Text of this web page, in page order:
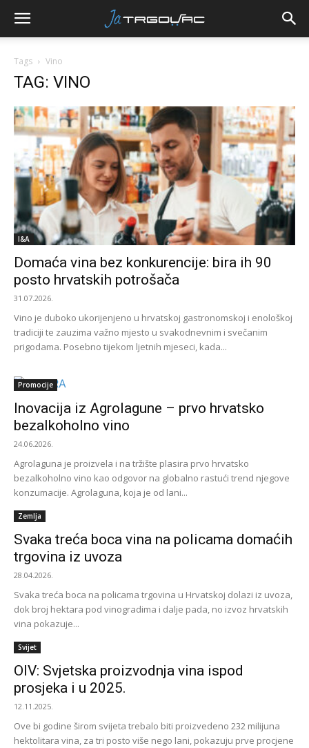
Tags Vino
TAG: VINO
I&A
Domaća vina bez konkurencije: bira ih 90
posto hrvatskih potrošača
31.07.2026.
Vino je duboko ukorijenjeno u hrvatskoj gastronomskoj i enološkoj
tradiciji te zauzima važno mjesto u svakodnevnim i svečanim
prigodama. Posebno tijekom ljetnih mjeseci, kada...
Promocije
Inovacija iz Agrolagune – prvo hrvatsko
bezalkoholno vino
24.06.2026.
Agrolaguna je proizvela i na tržište plasira prvo hrvatsko
bezalkoholno vino kao odgovor na globalno rastući trend njegove
konzumacije. Agrolaguna, koja je od lani...
Zemlja
Svaka treća boca vina na policama domaćih
trgovina iz uvoza
28.04.2026.
Svaka treća boca na policama trgovina u Hrvatskoj dolazi iz uvoza,
dok broj hektara pod vinogradima i dalje pada, no izvoz hrvatskih
vina pokazuje...
Svijet
OIV: Svjetska proizvodnja vina ispod
prosjeka i u 2025.
12.11.2025.
Ove bi godine širom svijeta trebalo biti proizvedeno 232 milijuna
hektolitara vina, za tri posto više nego lani, pokazuju prve procjene